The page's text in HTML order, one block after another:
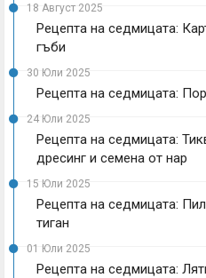
18 Август 2025
Рецепта на седмицата:
гъби
30 Юли 2025
Рецепта на седмицата:
24 Юли 2025
Рецепта на седмицата:
дресинг и семена от нар
15 Юли 2025
Рецепта на седмицата:
тиган
01 Юли 2025
Рецепта на седмицата: